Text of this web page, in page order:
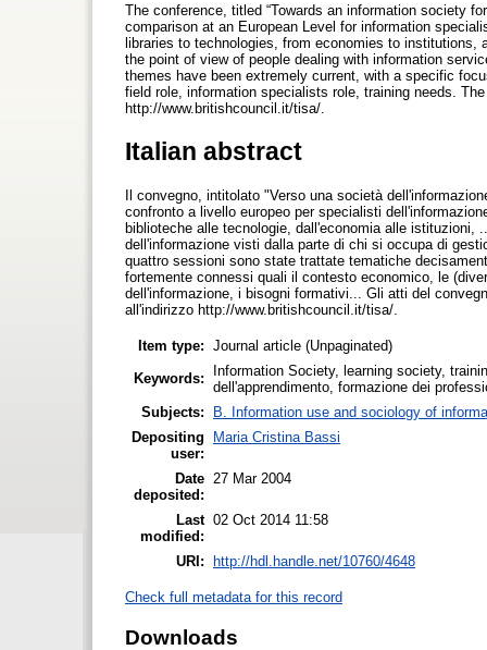
The conference, titled “Towards an information society
comparison at an European Level for information
libraries to technologies, from economies to
the point of view of people dealing with information
themes have been extremely current, with a specific
field role, information specialists role, training needs.
http://www.britishcouncil.it/tisa/.
Italian abstract
Il convegno, intitolato "Verso una società
confronto a livello europeo per specialisti
biblioteche alle tecnologie, dall'economia alle
dell'informazione visti dalla parte di chi si occupa di
quattro sessioni sono state trattate tematiche
fortemente connessi quali il contesto economico, le
dell'informazione, i bisogni formativi... Gli atti del
all'indirizzo http://www.britishcouncil.it/tisa/.
Item type: Journal article (Unpaginated)
Keywords:
Information Society, learning society,
dell'apprendimento, formazione dei
Subjects:
B. Information use and sociology of
Depositing
user:
Maria Cristina Bassi
Date
deposited:
27 Mar 2004
Last
modified:
02 Oct 2014 11:58
URI: http://hdl.handle.net/10760/4648
Check full metadata for this record
Downloads